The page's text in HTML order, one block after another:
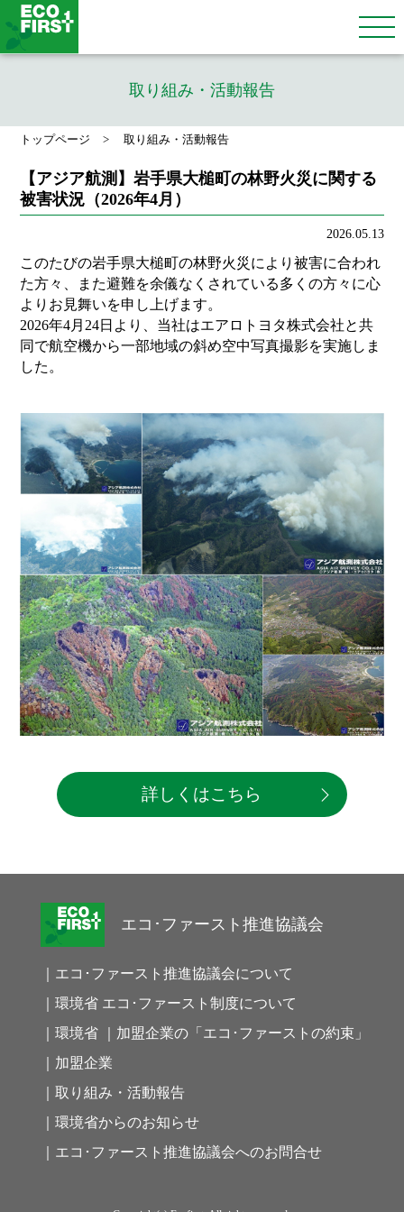
取り組み・活動報告
トップページ 取り組み・活動報告
【アジア航測】岩手県大槌町の林野火災に関する
被害状況（2026年4月）
2026.05.13
このたびの岩手県大槌町の林野火災により被害に合われ
た方々、また避難を余儀なくされている多くの方々に心
よりお見舞いを申し上げます。
2026年4月24日より、当社はエアロトヨタ株式会社と共
同で航空機から一部地域の斜め空中写真撮影を実施しま
した。
詳しくはこちら
エコ･ファースト推進協議会
｜エコ･ファースト推進協議会について
｜環境省 エコ･ファースト制度について
｜環境省 ｜加盟企業の「エコ･ファーストの約束」
｜加盟企業
｜取り組み・活動報告
｜環境省からのお知らせ
｜エコ･ファースト推進協議会へのお問合せ